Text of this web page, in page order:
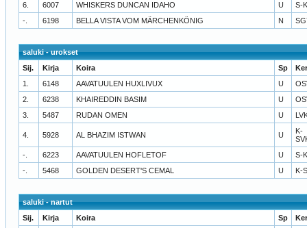
6. 6007 WHISKERS DUNCAN IDAHO U
S-
-.
6198 BELLA VISTA VOM MÄRCHENKÖNIG N
saluki - urokset
Sij.
Kirja Koira Sp
1.
6148 AAVATUULEN HUXLIVUX U
2.
6238 KHAIREDDIN BASIM U
3.
5487 RUDAN OMEN U
4. 5928 AL BHAZIM ISTWAN U
K-
-.
6223 AAVATUULEN HOFLETOF U
S-
-.
5468 GOLDEN DESERT'S CEMAL U K-
saluki - nartut
Sij.
Kirja Koira Sp